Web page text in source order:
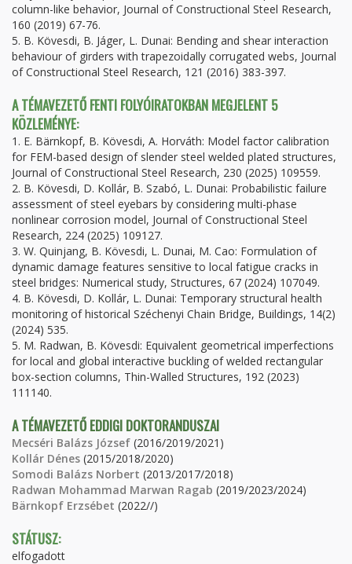
column-like behavior, Journal of Constructional Steel Research,
160 (2019) 67-76.
5. B. Kövesdi, B. Jáger, L. Dunai: Bending and shear interaction
behaviour of girders with trapezoidally corrugated webs, Journal
of Constructional Steel Research, 121 (2016) 383-397.
A TÉMAVEZETŐ FENTI FOLYÓIRATOKBAN MEGJELENT 5
KÖZLEMÉNYE:
1. E. Bärnkopf, B. Kövesdi, A. Horváth: Model factor calibration
for FEM-based design of slender steel welded plated structures,
Journal of Constructional Steel Research, 230 (2025) 109559.
2. B. Kövesdi, D. Kollár, B. Szabó, L. Dunai: Probabilistic failure
assessment of steel eyebars by considering multi-phase
nonlinear corrosion model, Journal of Constructional Steel
Research, 224 (2025) 109127.
3. W. Quinjang, B. Kövesdi, L. Dunai, M. Cao: Formulation of
dynamic damage features sensitive to local fatigue cracks in
steel bridges: Numerical study, Structures, 67 (2024) 107049.
4. B. Kövesdi, D. Kollár, L. Dunai: Temporary structural health
monitoring of historical Széchenyi Chain Bridge, Buildings, 14(2)
(2024) 535.
5. M. Radwan, B. Kövesdi: Equivalent geometrical imperfections
for local and global interactive buckling of welded rectangular
box-section columns, Thin-Walled Structures, 192 (2023)
111140.
A TÉMAVEZETŐ EDDIGI DOKTORANDUSZAI
Mecséri Balázs József (2016/2019/2021)
Kollár Dénes (2015/2018/2020)
Somodi Balázs Norbert (2013/2017/2018)
Radwan Mohammad Marwan Ragab (2019/2023/2024)
Bärnkopf Erzsébet (2022//)
STÁTUSZ:
elfogadott